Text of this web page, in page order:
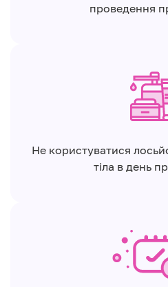
проведення
Не користуватися
тіла в день